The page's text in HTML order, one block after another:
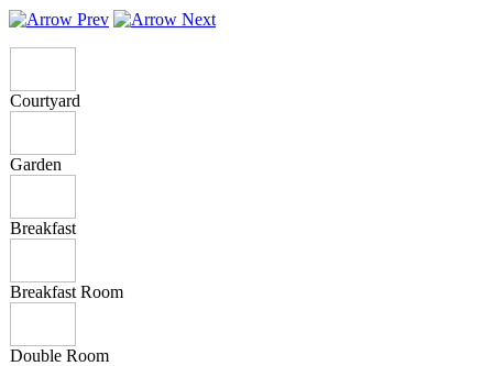
Courtyard
Garden
Breakfast
Breakfast Room
Double Room